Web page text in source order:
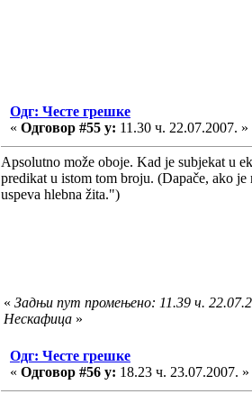
Одг: Честе грешке
« Одговор #55 у: 11.30 ч. 22.07.2007. »
Apsolutno može oboje. Kad je subjekat u
predikat u istom tom broju. (Dapače, ako
uspeva hlebna žita.")
« Задњи пут промењено: 11.39 ч.
Нескафица »
Одг: Честе грешке
« Одговор #56 у: 18.23 ч. 23.07.2007. »